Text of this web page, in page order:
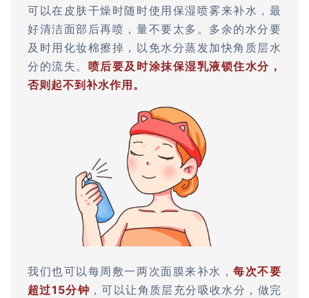
可以在皮肤干燥时随时使用保湿喷雾来补水，最
好清洁面部后再喷，量不要太多。多余的水分要
及时用化妆棉擦掉，以免水分蒸发加快角质层水
分的流失。 喷后要及时涂抹保湿乳液锁住水分，
否则起不到补水作用。
我们也可以每周敷一两次面膜来补水，每次不要
超过15分钟 ，可以让角质层充分吸收水分，做完